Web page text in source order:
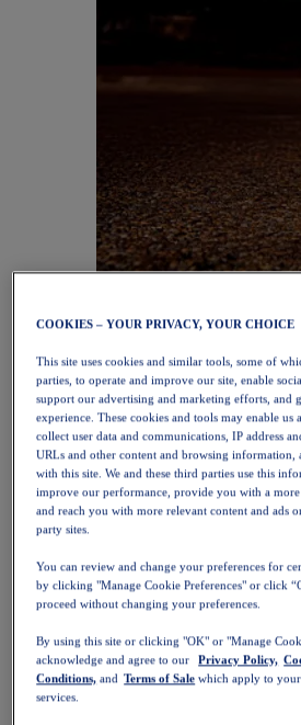
NOVABLAST™ 6 Shop nu
Dames
Uitgelicht
Nieuw binnen
Bestsellers
PLATINUM
PERFORMANCE
NOVABLAST™ 6
Schoenen
Trailrunnen
Tennis
Volleybal
Handbal
Padel
Netbal
SportStyle
COOKIES – YOUR PRIVACY, YOUR CHOICE
This site uses cookies and similar tools, some of
parties, to operate and improve our site, enable
support our advertising and marketing efforts, and
experience. These cookies and tools may enable us
collect user data and communications, IP address
URLs and other content and browsing information,
with this site. We and these third parties use this
improve our performance, provide you with a more
and reach you with more relevant content and ads
party sites.
You can review and change your preferences for
by clicking "Manage Cookie Preferences" or click
proceed without changing your preferences.
By using this site or clicking "OK" or "Manage
acknowledge and agree to our
Privacy Policy,
Conditions, and Terms of Sale which apply to your
services.